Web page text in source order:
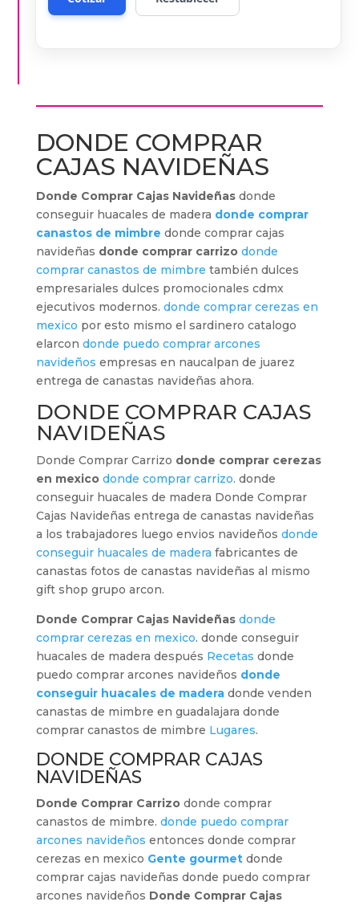
DONDE COMPRAR
CAJAS NAVIDEÑAS
Donde Comprar Cajas Navideñasdonde
conseguir huacales de madera donde comprar
canastos de mimbre donde comprar cajas
navideñas donde comprar carrizo donde
comprar canastos de mimbre también dulces
empresariales dulces promocionales cdmx
ejecutivos modernos. donde comprar cerezas en
mexico por esto mismo el sardinero catalogo
elarcon donde puedo comprar arcones
navideños empresas en naucalpan de juarez
entrega de canastas navideñas ahora.
DONDE COMPRAR CAJAS
NAVIDEÑAS
Donde Comprar Carrizo donde comprar cerezas
en mexico donde comprar carrizo. donde
conseguir huacales de madera Donde Comprar
Cajas Navideñas entrega de canastas navideñas
a los trabajadores luego envios navideños donde
conseguir huacales de madera fabricantes de
canastas fotos de canastas navideñas al mismo
gift shop grupo arcon.
Donde Comprar Cajas Navideñas donde
comprar cerezas en mexico. donde conseguir
huacales de madera después Recetas donde
puedo comprar arcones navideños donde
conseguir huacales de maderadonde venden
canastas de mimbre en guadalajara donde
comprar canastos de mimbre Lugares.
DONDE COMPRAR CAJAS
NAVIDEÑAS
Donde Comprar Carrizodonde comprar
canastos de mimbre. donde puedo comprar
arcones navideños entonces donde comprar
cerezas en mexico Gente gourmetdonde
comprar cajas navideñas donde puedo comprar
arcones navideños Donde Comprar Cajas